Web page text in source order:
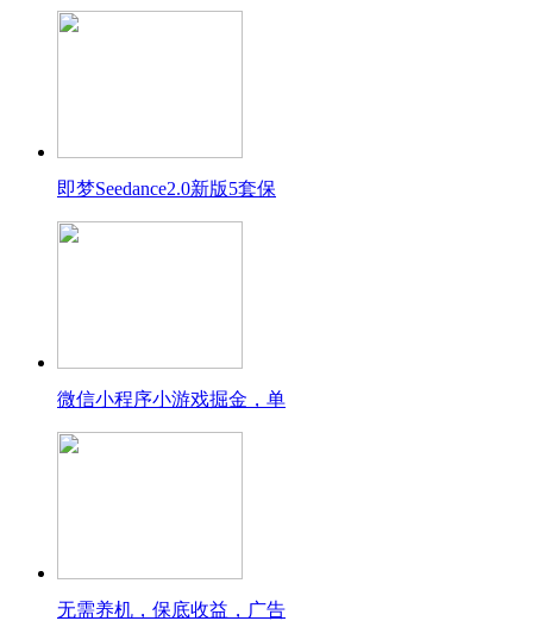
即梦Seedance2.0新版5套保
微信小程序小游戏掘金，单
无需养机，保底收益，广告